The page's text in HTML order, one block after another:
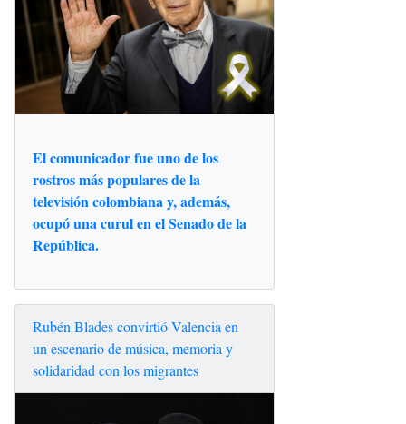
El comunicador fue uno de los
rostros más populares de la
televisión colombiana y, además,
ocupó una curul en el Senado de la
República.
Rubén Blades convirtió Valencia en
un escenario de música, memoria y
solidaridad con los migrantes